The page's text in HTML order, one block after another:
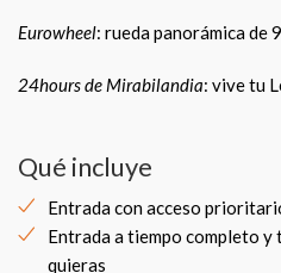
Eurowheel: rueda panorámica de
24hours de Mirabilandia: vive tu
Qué incluye
Entrada con acceso
Entrada a tiempo completo y
quieras